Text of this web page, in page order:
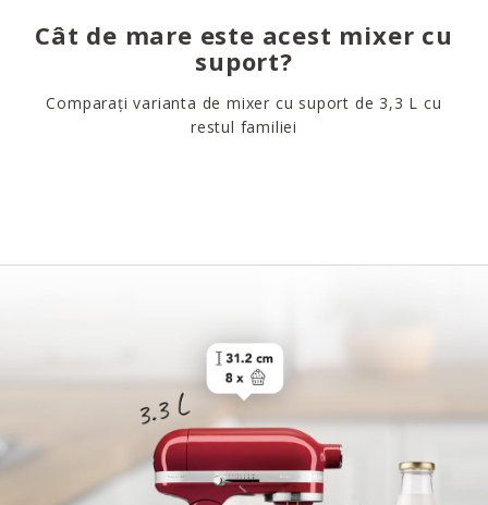
Cât de mare este acest mixer cu
suport?
Comparați varianta de mixer cu suport de 3,3 L cu
restul familiei